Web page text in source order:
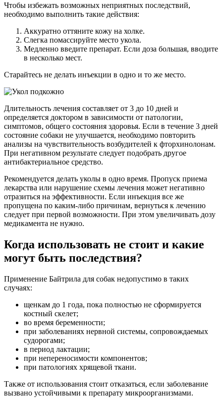
Чтобы избежать возможных неприятных последствий,
необходимо выполнить такие действия:
Аккуратно оттяните кожу на холке.
Слегка помассируйте место укола.
Медленно введите препарат. Если доза большая, вводите
в несколько мест.
Старайтесь не делать инъекции в одно и то же место.
Длительность лечения составляет от 3 до 10 дней и
определяется доктором в зависимости от патологии,
симптомов, общего состояния здоровья. Если в течение 3 дней
состояние собаки не улучшается, необходимо повторить
анализы на чувствительность возбудителей к фторхинолонам.
При негативном результате следует подобрать другое
антибактериальное средство.
Рекомендуется делать уколы в одно время. Пропуск приема
лекарства или нарушение схемы лечения может негативно
отразиться на эффективности. Если инъекция все же
пропущена по каким-либо причинам, вернуться к лечению
следует при первой возможности. При этом увеличивать дозу
медикамента не нужно.
Когда использовать не стоит и какие
могут быть последствия?
Применение Байтрила для собак недопустимо в таких
случаях:
щенкам до 1 года, пока полностью не сформируется
костный скелет;
во время беременности;
при заболеваниях нервной системы, сопровождаемых
судорогами;
в период лактации;
при непереносимости компонентов;
при патологиях хрящевой ткани.
Также от использования стоит отказаться, если заболевание
вызвано устойчивыми к препарату микроорганизмами.